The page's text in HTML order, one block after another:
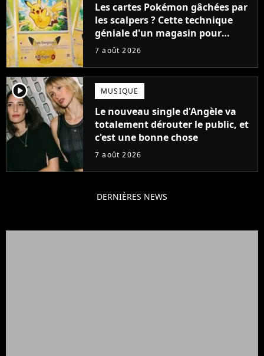
Les cartes Pokémon gâchées par
les scalpers ? Cette technique
géniale d'un magasin pour
ruiner les revendeurs
7 août 2026
player2 MUSIQUE
Le nouveau single d'Angèle va
totalement dérouter le public, et
c'est une bonne chose
7 août 2026
DERNIÈRES NEWS